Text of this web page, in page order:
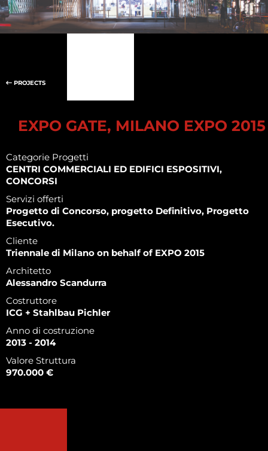
PROJECTS
EXPO GATE, MILANO EXPO 2015
Categorie Progetti
CENTRI COMMERCIALI ED EDIFICI ESPOSITIVI,
CONCORSI
Servizi offerti
Progetto di Concorso, progetto Definitivo, Progetto
Esecutivo.
Cliente
Triennale di Milano on behalf of EXPO 2015
Architetto
Alessandro Scandurra
Costruttore
ICG + Stahlbau Pichler
Anno di costruzione
2013 - 2014
Valore Struttura
970.000 €